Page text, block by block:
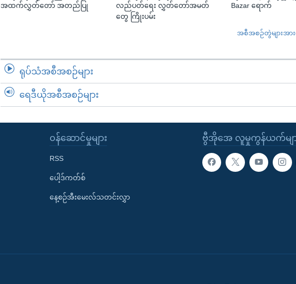
အထက်လွှတ်တော် အတည်ပြု
လည်ပတ်ရေး လွှတ်တော်အမတ်
တွေ ကြိုးပမ်း
Bazar ရောက်
အစီအစဉ်တွဲများအာ
ရုပ်သံအစီအစဉ်များ
ရေဒီယိုအစီအစဉ်များ
ဗွီအိုအေ လူမှုကွန်ယက်မျာ
၀န်ဆောင်မှုများ
RSS
ပေါ့ဒ်ကတ်စ်
နေ့စဉ်အီးမေးလ်သတင်းလွှာ